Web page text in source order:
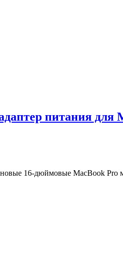
питания для
16-дюймовые MacBook